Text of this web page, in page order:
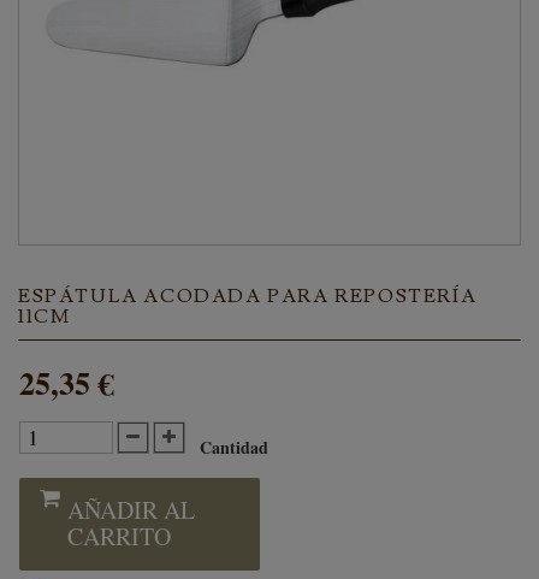
ESPÁTULA ACODADA PARA REPOSTERÍA
11CM
25,35 €
Cantidad
AÑADIR AL
CARRITO